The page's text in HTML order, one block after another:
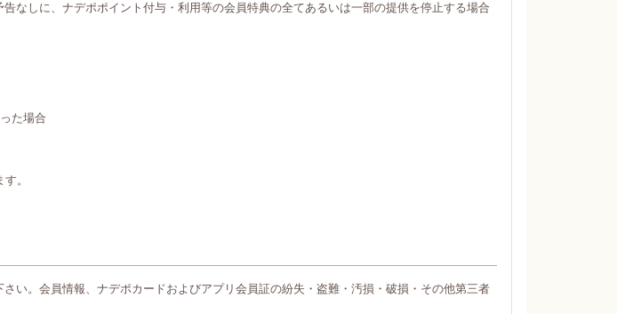
なしに、ナデポポイント付与・利用等の会員特典の全てあるいは一部の提供を停止する場合
た場合
。
い。会員情報、ナデポカードおよびアプリ会員証の紛失・盗難・汚損・破損・その他第三者